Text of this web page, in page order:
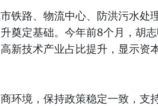
铁路、物流中心、防洪污水处
奠定基础。今年前8个月，胡
新技术产业占比提升，显示资
环境，保持政策稳定一致，支